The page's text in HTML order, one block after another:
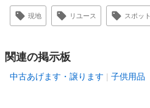
現地 リユース スポット
関連の掲示板
中古あげます・譲ります 子供用品